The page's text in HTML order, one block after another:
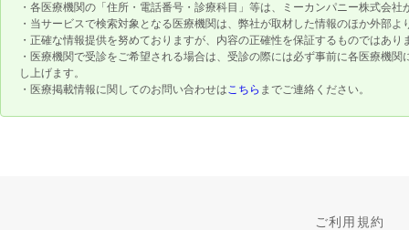
・各医療機関の「住所・電話番号・診療科目」等は、ミーカンパニー株式会
・当サービスで検索対象となる医療機関は、弊社が取材した情報のほか外部
・正確な情報提供を努めておりますが、内容の正確性を保証するものではあり
・医療機関で受診をご希望される場合は、受診の際には必ず事前に各医療機
し上げます。
・医療掲載情報に関してのお問い合わせはこちら までご連絡ください。
ご利用規約